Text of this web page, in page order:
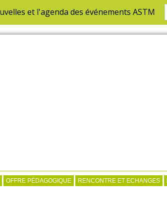
OFFRE PÉDAGOGIQUE RENCONTRE ET ECHANGES